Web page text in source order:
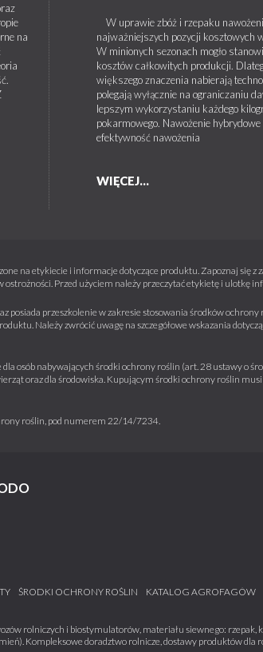
na
W uprawie zbóż i rzepaku
najważniejszych pozycji kosztowych
W minionych sezonach mogło
kosztów całkowitych produkcji.
większego znaczenia nabierają
polegają wyłącznie na ograniczaniu
lepszym wykorzystaniu każdego
pokarmowego. Nawożenie
efektywność nawożenia
WIĘCEJ...
na etykiecie i informacje dotyczące produktu. Zapoznaj się z
Przed użyciem należy przeczytać etykietę i ulotkę
posiada przeszkolenie w zakresie stosowania środków
Należy zwrócić uwagę na szczegółowe wskazania
osób nabywających środki ochrony roślin (art. 28 ustawy o
oraz dla środowiska. Kupującym środki ochrony roślin musi
roślin, pod numerem 22/14/7234.
ŚRODKI OCHRONY ROŚLIN KATALOG AGROFAGÓW
rolniczych i biostymulatorów, materiału siewnego: rzepak,
Kompleksowe doradztwo rolnicze, dostawy produktów dla